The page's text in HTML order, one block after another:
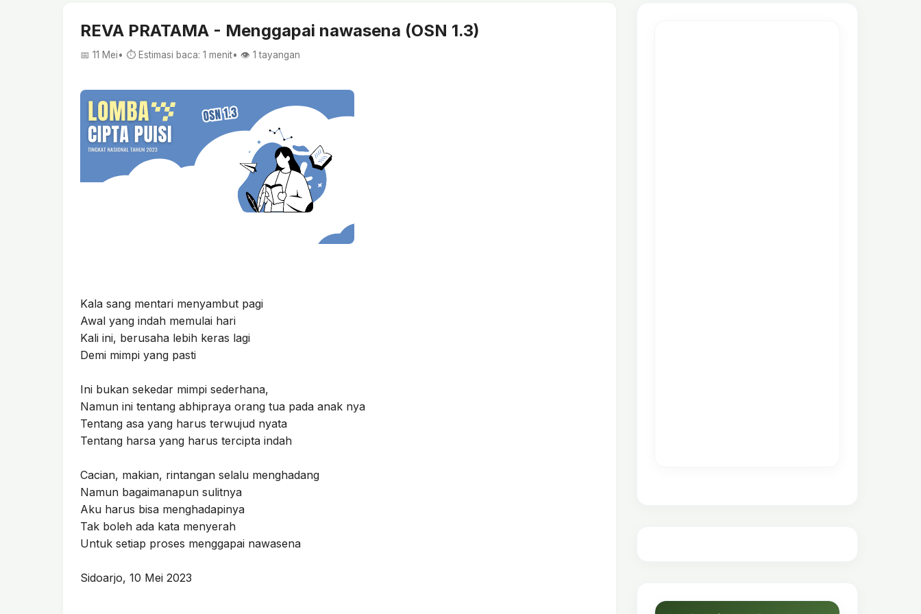
REVA PRATAMA - Menggapai nawasena (OSN 1.3)
📅 11 Mei• ⏱ Estimasi baca: 1 menit• 👁️ 1 tayangan
Kala sang mentari menyambut pagi
Awal yang indah memulai hari
Kali ini, berusaha lebih keras lagi
Demi mimpi yang pasti
Ini bukan sekedar mimpi sederhana,
Namun ini tentang abhipraya orang tua pada anak nya
Tentang asa yang harus terwujud nyata
Tentang harsa yang harus tercipta indah
Cacian, makian, rintangan selalu menghadang
Namun bagaimanapun sulitnya
Aku harus bisa menghadapinya
Tak boleh ada kata menyerah
Untuk setiap proses menggapai nawasena
Sidoarjo, 10 Mei 2023